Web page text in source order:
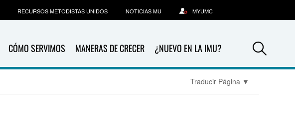
CÓMO SERVIMOS MANERAS DE CRECER ¿NUEVO EN LA IMU?
RECURSOS METODISTAS UNIDOS NOTICIAS MU MYUMC
Traducir Página ▼